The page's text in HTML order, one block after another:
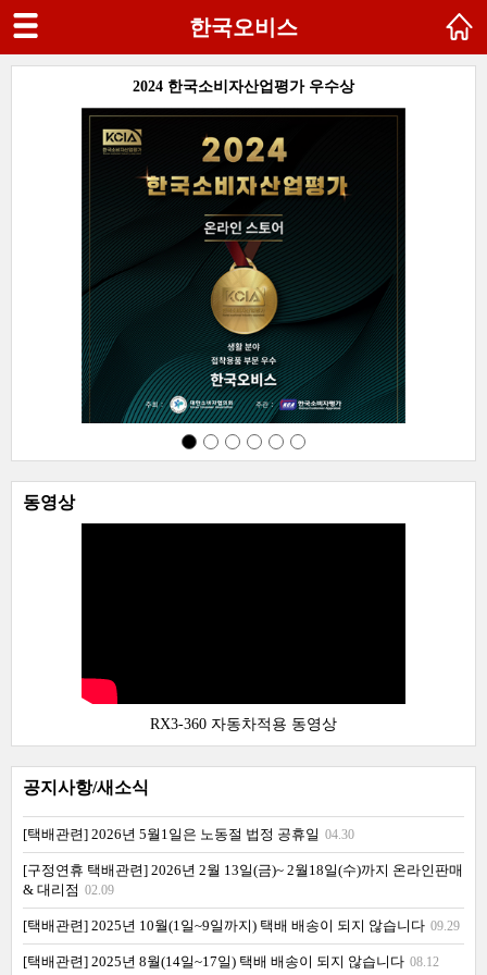
한국오비스
2024 한국소비자산업평가 우수상
동영상
RX3-360 자동차적용 동영상
공지사항/새소식
[택배관련] 2026년 5월1일은 노동절 법정 공휴일 04.30
[구정연휴 택배관련] 2026년 2월 13일(금)~ 2월18일(수)까지 온라인판매
& 대리점 02.09
[택배관련] 2025년 10월(1일~9일까지) 택배 배송이 되지 않습니다 09.29
[택배관련] 2025년 8월(14일~17일) 택배 배송이 되지 않습니다 08.12